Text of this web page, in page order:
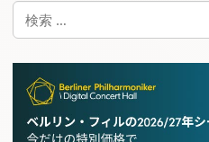
検
索